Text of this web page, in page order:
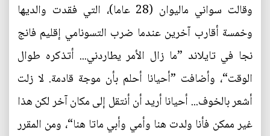
وقالت سواني ماليوان (28 عاما)، التي فقدت والديها
وخمسة أقارب آخرين عندما ضرب التسونامي إقليم فانج
نجا في تايلاند ”ما زال الأمر يطاردني... أتذكره طوال
الوقت“، وأضافت ”أحيانا أحلم بأن موجة قادمة. لا زلت
أشعر بالخوف... أحيانا أريد أن أنتقل إلى مكان آخر لكن هذا
غير ممكن فأنا ولدت هنا وأمي وأبي ماتا هنا“، ومن المقرر